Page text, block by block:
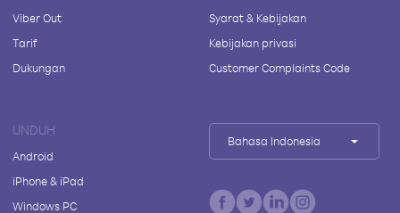
Viber Out
Tarif
Dukungan
Syarat & Kebijakan
Kebijakan privasi
Customer Complaints Code
UNDUH
Android
iPhone & iPad
Windows PC
Bahasa Indonesia